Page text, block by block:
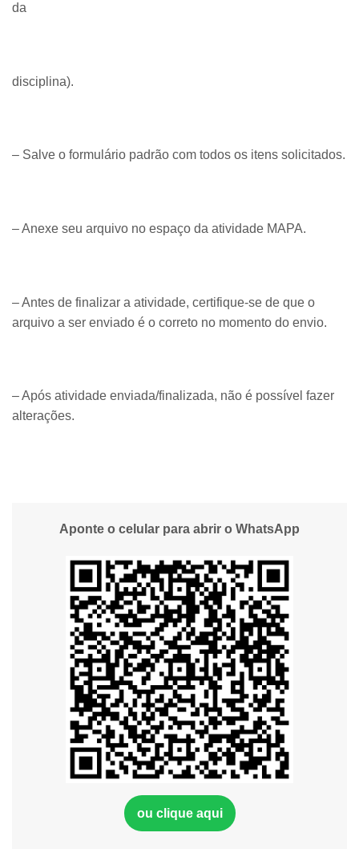
da
disciplina).
– Salve o formulário padrão com todos os itens solicitados.
– Anexe seu arquivo no espaço da atividade MAPA.
– Antes de finalizar a atividade, certifique-se de que o
arquivo a ser enviado é o correto no momento do envio.
– Após atividade enviada/finalizada, não é possível fazer
alterações.
Aponte o celular para abrir o WhatsApp
ou clique aqui